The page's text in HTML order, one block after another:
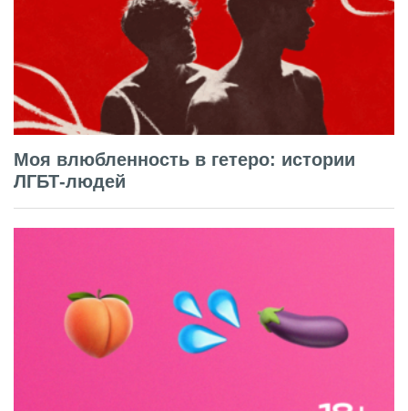
Моя влюбленность в гетеро: истории
ЛГБТ-людей